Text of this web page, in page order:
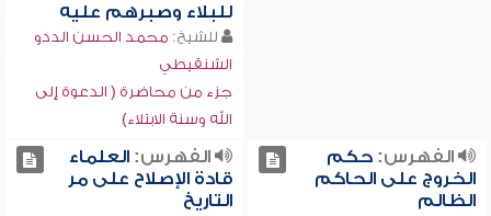
للبلاء وصبرهم عليه
للشيخ: محمد الحسن الددو
الشنقيطي
جزء من محاضرة ( الدعوة إلى
الله وسنة الابتلاء)
الفهرس:حكم
الخروج على الحاكم
الظالم
الفهرس:العلماء
قادة الإصلاح على مر
التاريخ